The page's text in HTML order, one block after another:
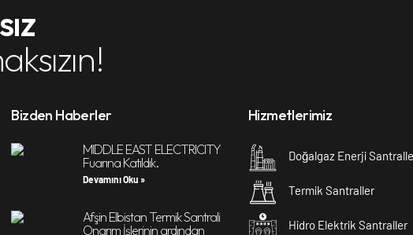
Bizden Haberler
MIDDLE EAST ELECTRICITY
Fuarına Katıldık.
Devamını Oku »
Afşin Elbistan Termik Santrali
Onarım İşlerinin ardından
Hizmetlerimiz
Doğalgaz Enerji
Termik Santraller
Hidro Elektrik Santraller